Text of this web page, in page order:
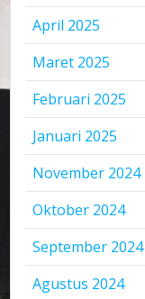
April 2025
Maret 2025
Februari 2025
Januari 2025
November 2024
Oktober 2024
September 2024
Agustus 2024